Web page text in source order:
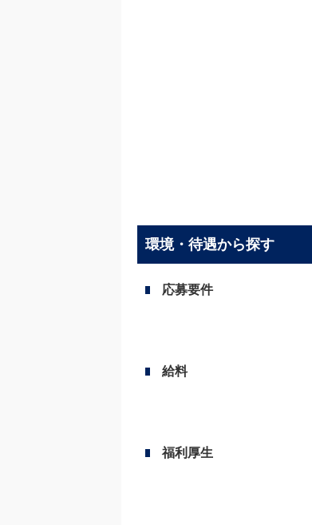
環境・待遇から探す
応募要件
給料
福利厚生